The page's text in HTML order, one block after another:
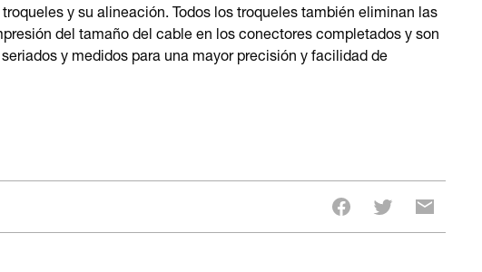
y su alineación. Todos los troqueles también eliminan las
del tamaño del cable en los conectores completados y son
y medidos para una mayor precisión y facilidad de